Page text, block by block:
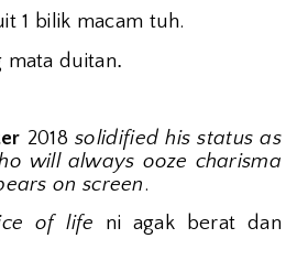
1 bilik macam tuh.
mata duitan.
2018solidified his status as
will always ooze charisma
on screen.
of life ni agak berat dan